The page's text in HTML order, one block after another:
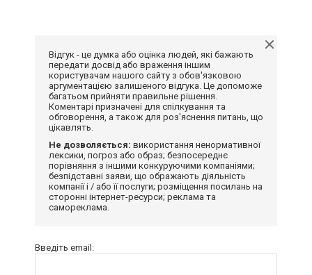
Відгук - це думка або оцінка людей, які бажають
передати досвід або враження іншим
користувачам нашого сайту з обов'язковою
аргументацією залишеного відгука. Це допоможе
багатьом прийняти правильне рішення.
Коментарі призначені для спілкування та
обговорення, а також для роз'яснення питань, що
цікавлять.
Не дозволяється: використання ненормативної
лексики, погроз або образ; безпосереднє
порівняння з іншими конкуруючими компаніями;
безпідставні заяви, що ображають діяльність
компанії і / або її послуги; розміщення посилань на
сторонні інтернет-ресурси; реклама та
самореклама.
Введіть email: